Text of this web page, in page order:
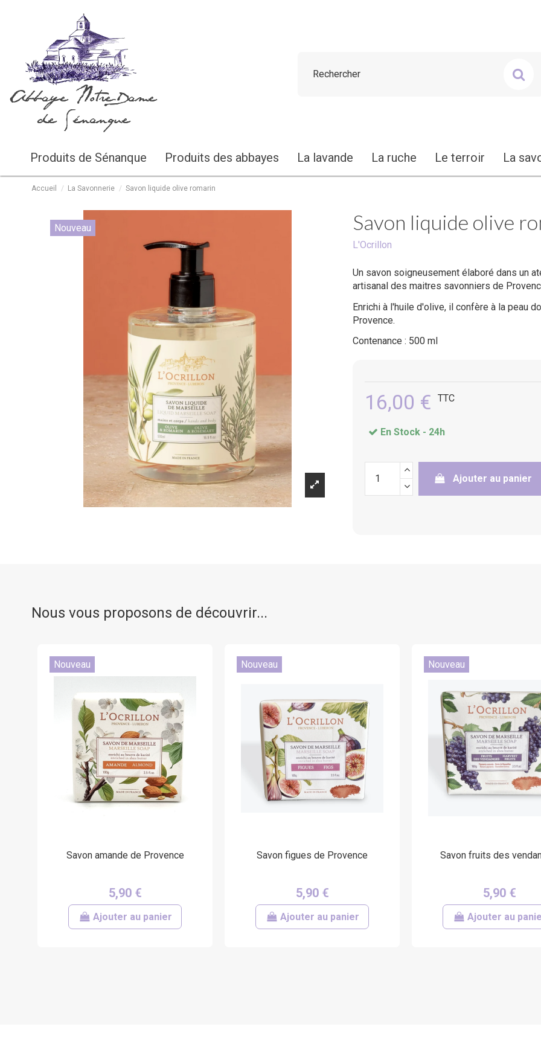
Abbaye Notre-Dame
de Sénanque
Produits de Sénanque Produits des abbayes La lavande La ruche Le terroir La
Accueil La Savonnerie Savon liquide olive romarin
Nouveau Savon liquide olive
L'Ocrillon
Un savon soigneusement élaboré dans un
artisanal des maitres savonniers de
Enrichi à l'huile d'olive, il confère à la peau
Provence.
Contenance : 500 ml
16,00 € TTC
En Stock - 24h
Ajouter au panier
Nous vous proposons de découvrir...
Nouveau
Savon amande de Provence
5,90 €
Ajouter au panier
Nouveau
Savon figues de Provence
5,90 €
Ajouter au panier
Nouveau
Savon fruits des
5,90 €
Ajouter au